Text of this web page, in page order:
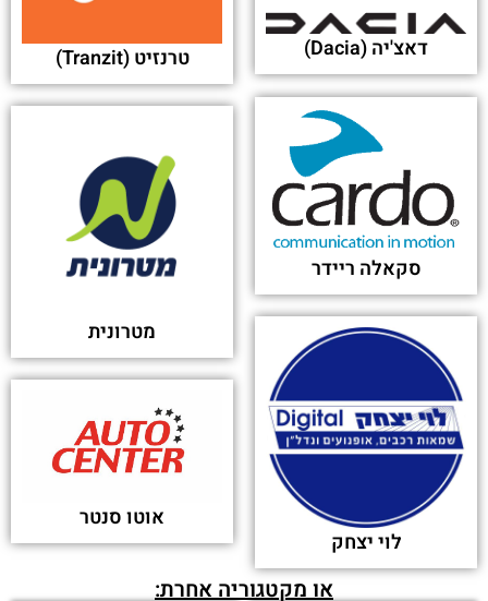
טרנזיט (Tranzit) דאצ'יה (Dacia)
מטרונית